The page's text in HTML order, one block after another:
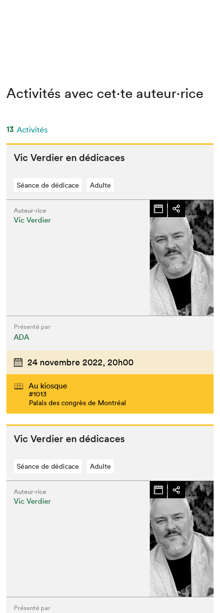
Activités avec cet·te auteur·rice
13 Activités
Vic Verdier en dédicaces
Séance de dédicace Adulte
Auteur·rice
Vic Verdier
Présenté par
ADA
24 novembre 2022, 20h00
Au kiosque
#1013
Palais des congrès de Montréal
Vic Verdier en dédicaces
Séance de dédicace Adulte
Auteur·rice
Vic Verdier
Présenté par